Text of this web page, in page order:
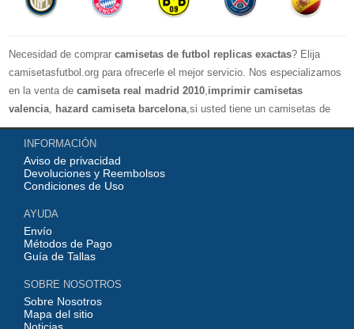
Necesidad de comprar camisetas de futbol replicas exactas? Elija
camisetasfutbol.org para ofrecerle el mejor servicio. Nos especializamos
en la venta de camiseta real madrid 2010,imprimir camisetas
valencia, hazard camiseta barcelona,si usted tiene un camisetas de
futbol favorito, le damos la bienvenida a nuestra tienda paracomprar, le
damos el mayor descuento, compras por más de 99 € envío gratis.
¡Elíjanos, elija un buen estado de ánimo, gracias por su compra!
INFORMACIÓN
Aviso de privacidad
Devoluciones y Reembolsos
Condiciones de Uso
AYUDA
Envío
Métodos de Pago
Guía de Tallas
SOBRE NOSOTROS
Sobre Nosotros
Mapa del sitio